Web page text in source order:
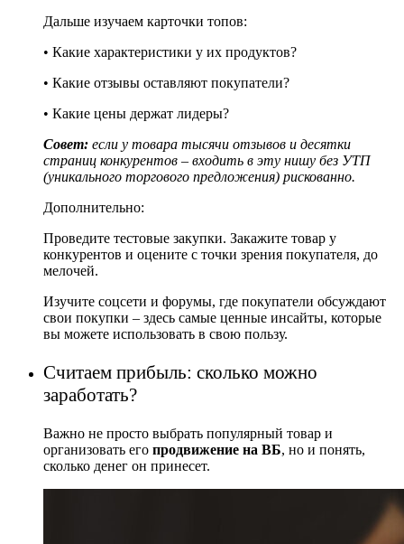
Дальше изучаем карточки топов:
• Какие характеристики у их продуктов?
• Какие отзывы оставляют покупатели?
• Какие цены держат лидеры?
Совет: eсли у товара тысячи отзывов и десятки
страниц конкурентов – входить в эту нишу без УТП
(уникального торгового предложения) рискованно.
Дополнительно:
Проведите тестовые закупки. Закажите товар у
конкурентов и оцените с точки зрения покупателя, до
мелочей.
Изучите соцсети и форумы, где покупатели обсуждают
свои покупки – здесь самые ценные инсайты, которые
вы можете использовать в свою пользу.
Считаем прибыль: сколько можно
заработать?
Важно не просто выбрать популярный товар и
организовать его продвижение на ВБ, но и понять,
сколько денег он принесет.